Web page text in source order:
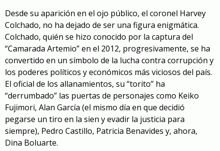
Desde su aparición en el ojo público, el coronel Harvey
Colchado, no ha dejado de ser una figura enigmática.
Colchado, quién se hizo conocido por la captura del
“Camarada Artemio” en el 2012, progresivamente, se ha
convertido en un símbolo de la lucha contra corrupción y
los poderes políticos y económicos más viciosos del país.
El oficial de los allanamientos, su “torito” ha
“derrumbado” las puertas de personajes como Keiko
Fujimori, Alan García (el mismo día en que decidió
pegarse un tiro en la sien y evadir la justicia para
siempre), Pedro Castillo, Patricia Benavides y, ahora,
Dina Boluarte.